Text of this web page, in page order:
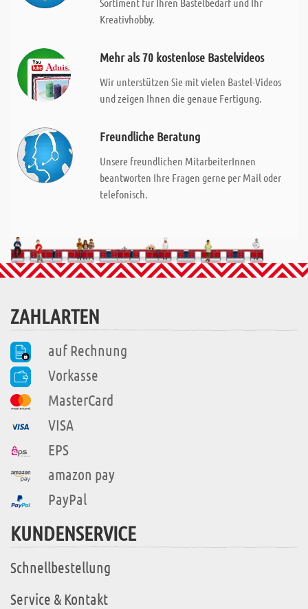
Kreativhobby.
Mehr als 70 kostenlose Bastelvideos
Wir unterstützen Sie mit vielen Bastel-Videos
und zeigen Ihnen die genaue Fertigung.
Freundliche Beratung
Unsere freundlichen MitarbeiterInnen
beantworten Ihre Fragen gerne per Mail oder
telefonisch.
ZAHLARTEN
auf Rechnung
Vorkasse
MasterCard
VISA
EPS
amazon pay
PayPal
KUNDENSERVICE
Schnellbestellung
Service & Kontakt